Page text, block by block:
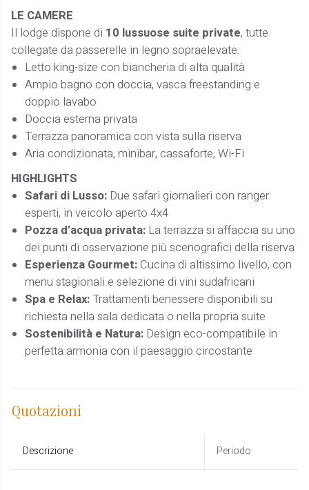
LE CAMERE
Il lodge dispone di 10 lussuose suite private, tutte
collegate da passerelle in legno sopraelevate:
Letto king-size con biancheria di alta qualità
Ampio bagno con doccia, vasca freestanding e
doppio lavabo
Doccia esterna privata
Terrazza panoramica con vista sulla riserva
Aria condizionata, minibar, cassaforte, Wi-Fi
HIGHLIGHTS
Safari di Lusso: Due safari giornalieri con ranger
esperti, in veicolo aperto 4x4
Pozza d’acqua privata: La terrazza si affaccia su uno
dei punti di osservazione più scenografici della riserva
Esperienza Gourmet:Cucina di altissimo livello, con
menu stagionali e selezione di vini sudafricani
Spa e Relax: Trattamenti benessere disponibili su
richiesta nella sala dedicata o nella propria suite
Sostenibilità e Natura: Design eco-compatibile in
perfetta armonia con il paesaggio circostante
Quotazioni
Descrizione Periodo